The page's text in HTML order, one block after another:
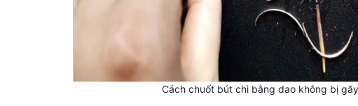
Cách chuốt bút chì bằng dao không bị